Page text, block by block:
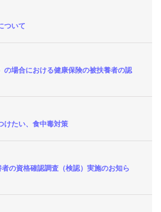
ついて
の場合における健康保険の被扶養者の認
けたい、食中毒対策
の資格確認調査（検認）実施のお知ら